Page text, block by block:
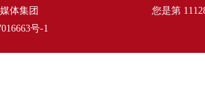
体集团
号-1
您是第